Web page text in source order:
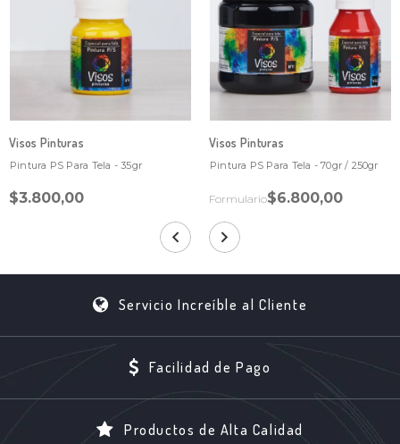
Visos Pinturas
Pintura PS Para Tela - 35gr
$3.800,00
Visos Pinturas
Pintura PS Para Tela - 70gr / 250gr
Formulario$6.800,00
Servicio Increíble al Cliente
Facilidad de Pago
Productos de Alta Calidad